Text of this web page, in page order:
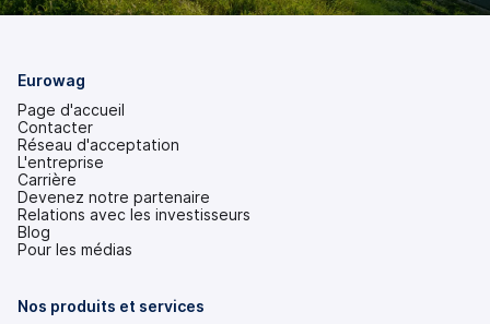
Eurowag
Page d'accueil
Contacter
Réseau d'acceptation
L'entreprise
Carrière
Devenez notre partenaire
Relations avec les investisseurs
(s'ouvre
dans
onglet)
Blog
Pour les médias
Nos produits et services